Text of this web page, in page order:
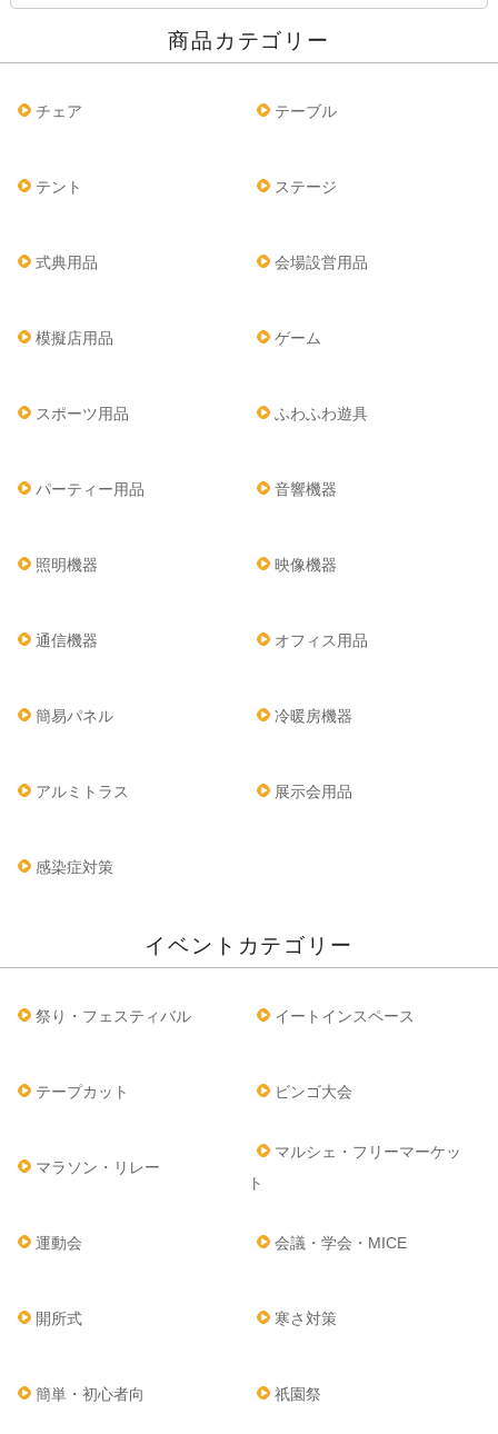
商品カテゴリー
チェア テーブル
テント ステージ
式典用品 会場設営用品
模擬店用品 ゲーム
スポーツ用品 ふわふわ遊具
パーティー用品 音響機器
照明機器 映像機器
通信機器 オフィス用品
簡易パネル 冷暖房機器
アルミトラス 展示会用品
感染症対策
イベントカテゴリー
祭り・フェスティバル イートインスペース
テープカット ビンゴ大会
マラソン・リレー
マルシェ・フリーマーケッ
ト
運動会 会議・学会・MICE
開所式 寒さ対策
簡単・初心者向 祇園祭